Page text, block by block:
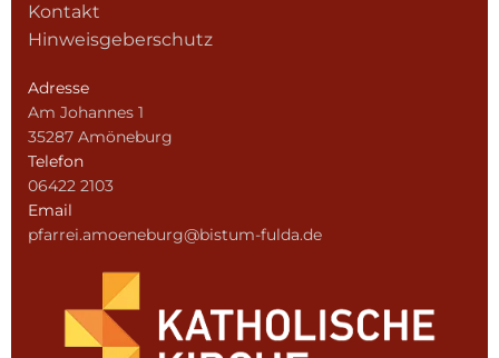
Kontakt
Hinweisgeberschutz
Adresse
Am Johannes 1
35287 Amöneburg
Telefon
06422 2103
Email
pfarrei.amoeneburg@bistum-fulda.de